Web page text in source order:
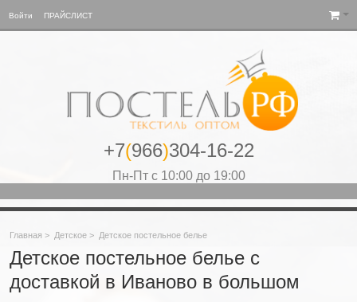
Войти ПРАЙСЛИСТ
+7(966)304-16-22
Пн-Пт с 10:00 до 19:00
Главная > Детское > Детское постельное белье
Детское постельное белье с
доставкой в Иваново в большом